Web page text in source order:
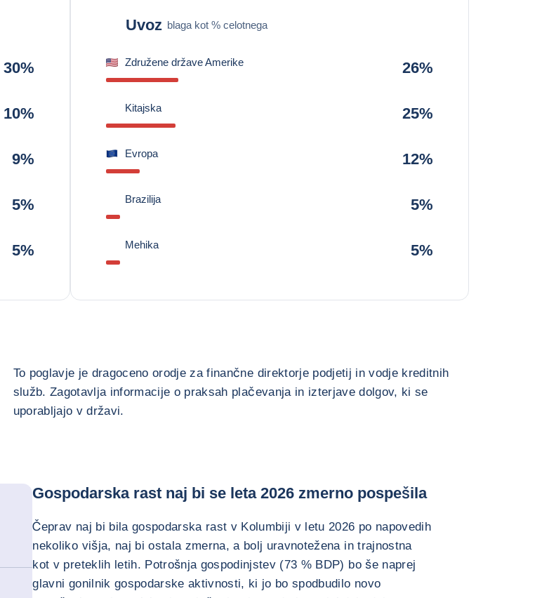
30%
10%
9%
5%
5%
Uvoz blaga kot % celotnega
Združene države Amerike 26%
Kitajska 25%
Evropa 12%
Brazilija 5%
Mehika 5%
To poglavje je dragoceno orodje za finančne direktorje podjetij in vodje kreditnih
služb. Zagotavlja informacije o praksah plačevanja in izterjave dolgov, ki se
uporabljajo v državi.
Gospodarska rast naj bi se leta 2026 zmerno pospešila
Čeprav naj bi bila gospodarska rast v Kolumbiji v letu 2026 po napovedih
nekoliko višja, naj bi ostala zmerna, a bolj uravnotežena in trajnostna
kot v preteklih letih. Potrošnja gospodinjstev (73 % BDP) bo še naprej
glavni gonilnik gospodarske aktivnosti, ki jo bo spodbudilo novo